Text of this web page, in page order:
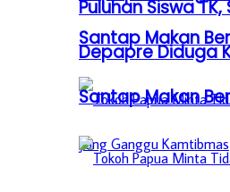
Santap Makan
Puluhan Siswa TK,
Depapre Diduga
Santap Makan